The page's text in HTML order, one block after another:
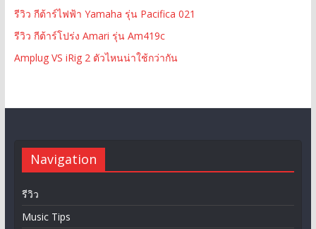
รีวิว กีต้าร์ไฟฟ้า Yamaha รุ่น Pacifica 021
รีวิว กีต้าร์โปร่ง Amari รุ่น Am419c
Amplug VS iRig 2 ตัวไหนน่าใช้กว่ากัน
Navigation
รีวิว
Music Tips